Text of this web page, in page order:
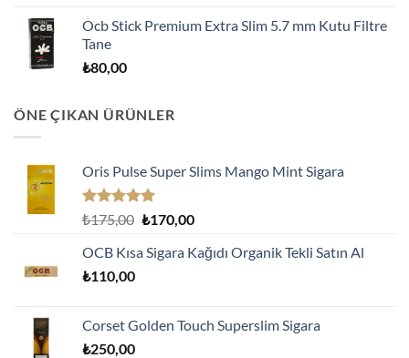
Ocb Stick Premium Extra Slim 5.7 mm Kutu Filtre
Tane
₺80,00
ÖNE ÇIKAN ÜRÜNLER
Oris Pulse Super Slims Mango Mint Sigara
5 üzerinden
oy
aldı
₺175,00 Orijinal
₺175,00.
₺170,00Şu
fiyat:
OCB Kısa Sigara Kağıdı Organik Tekli Satın Al
₺110,00
Corset Golden Touch Superslim Sigara
₺250,00